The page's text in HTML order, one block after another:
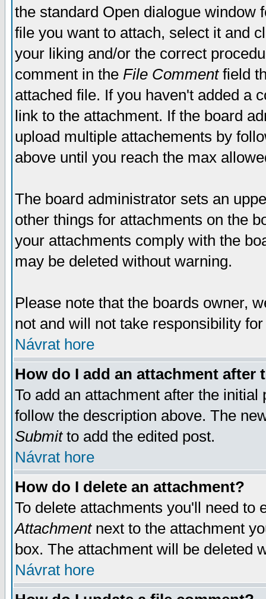
the standard Open dialogue window
file you want to attach, select it and
your liking and/or the correct
comment in the File Commentfield
attached file. If you haven't added a
link to the attachment. If the board
upload multiple attachements by
above until you reach the max
The board administrator sets an
other things for attachments on the
your attachments comply with the
may be deleted without warning.
Please note that the boards owner,
not and will not take responsibility
Návrat hore
How do I add an attachment after
To add an attachment after the
follow the description above. The
Submitto add the edited post.
Návrat hore
How do I delete an attachment?
To delete attachments you'll need
Attachmentnext to the attachment
box. The attachment will be deleted
Návrat hore